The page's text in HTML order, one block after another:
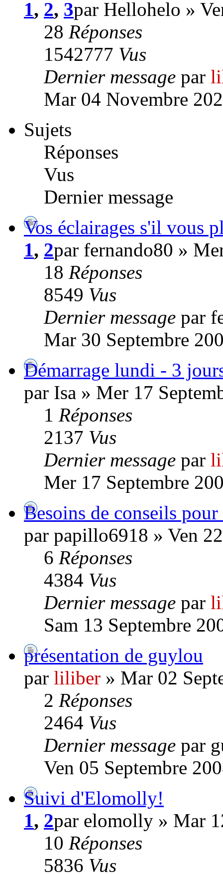
1, 2, 3par Hellohelo »
28 Réponses
1542777 Vus
Dernier message par
Mar 04 Novembre
Sujets
Réponses
Vus
Dernier message
Vos éclairages s'il vous
1, 2par fernando80 »
18 Réponses
8549 Vus
Dernier message par
Mar 30 Septembre
Démarrage lundi - 3
par Isa » Mer 17
1 Réponses
2137 Vus
Dernier message par
Mer 17 Septembre
Besoins de conseils
par papillo6918 » Ven
6 Réponses
4384 Vus
Dernier message par
Sam 13 Septembre
présentation de guylou
par liliber » Mar 02
2 Réponses
2464 Vus
Dernier message par
Ven 05 Septembre
Suivi d'Elomolly!
1, 2par elomolly » Mar
10 Réponses
5836 Vus